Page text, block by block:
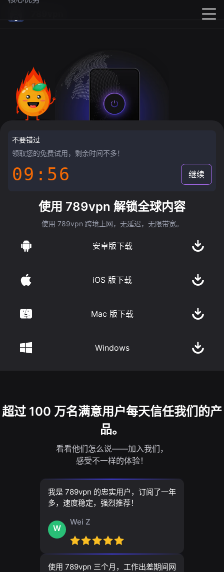
不要错过
领取您的免费试用，剩余时间不多！
09:55 继续
使用 789vpn 解锁全球内容
使用 789vpn 跨境上网，无延迟，无限带宽。
安卓版下载
iOS 版下载
Mac 版下载
Windows
超过 100 万名满意用户每天信任我们的产
品。
看看他们怎么说——加入我们，
感受不一样的体验！
我是 789vpn 的忠实用户，订阅了一年
多，速度稳定，强烈推荐！
W
Wei Z
使用 789vpn 三个月，工作出差期间网